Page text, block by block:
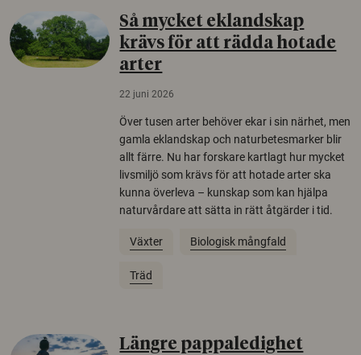
Så mycket eklandskap
krävs för att rädda hotade
arter
22 juni 2026
Över tusen arter behöver ekar i sin närhet, men
gamla eklandskap och naturbetesmarker blir
allt färre. Nu har forskare kartlagt hur mycket
livsmiljö som krävs för att hotade arter ska
kunna överleva – kunskap som kan hjälpa
naturvårdare att sätta in rätt åtgärder i tid.
Växter Biologisk mångfald
Träd
Längre pappaledighet